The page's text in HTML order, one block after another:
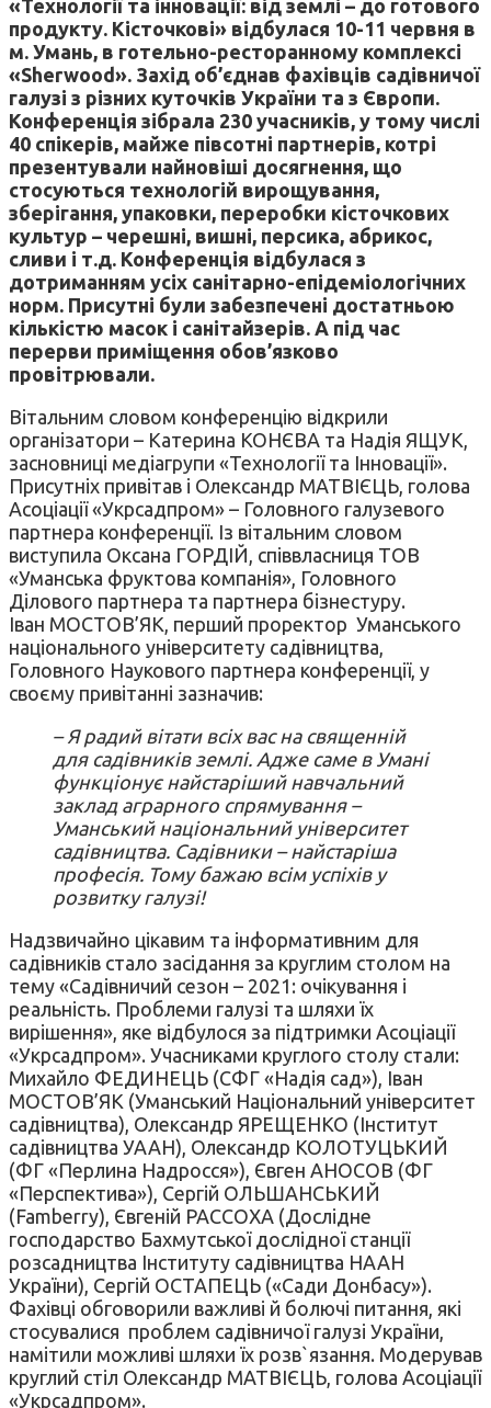
«Технології та інновації: від землі – до готового
продукту. Кісточкові» відбулася 10-11 червня в
м. Умань, в готельно-ресторанному комплексі
«Sherwood». Захід об’єднав фахівців садівничої
галузі з різних куточків України та з Європи.
Конференція зібрала 230 учасників, у тому числі
40 спікерів, майже півсотні партнерів, котрі
презентували найновіші досягнення, що
стосуються технологій вирощування,
зберігання, упаковки, переробки кісточкових
культур – черешні, вишні, персика, абрикос,
сливи і т.д. Конференція відбулася з
дотриманням усіх санітарно-епідеміологічних
норм. Присутні були забезпечені достатньою
кількістю масок і санітайзерів. А під час
перерви приміщення обов’язково
провітрювали.
Вітальним словом конференцію відкрили
організатори – Катерина КОНЄВА та Надія ЯЩУК,
засновниці медіагрупи «Технології та Інновації».
Присутніх привітав і Олександр МАТВІЄЦЬ, голова
Асоціації «Укрсадпром» – Головного галузевого
партнера конференції. Із вітальним словом
виступила Оксана ГОРДІЙ, співвласниця ТОВ
«Уманська фруктова компанія», Головного
Ділового партнера та партнера бізнестуру.
Іван МОСТОВ’ЯК, перший проректор Уманського
національного університету садівництва,
Головного Наукового партнера конференції, у
своєму привітанні зазначив:
– Я радий вітати всіх вас на священній
для садівників землі. Адже саме в Умані
функціонує найстаріший навчальний
заклад аграрного спрямування –
Уманський національний університет
садівництва. Садівники – найстаріша
професія. Тому бажаю всім успіхів у
розвитку галузі!
Надзвичайно цікавим та інформативним для
садівників стало засідання за круглим столом на
тему «Садівничий сезон – 2021: очікування і
реальність. Проблеми галузі та шляхи їх
вирішення», яке відбулося за підтримки Асоціації
«Укрсадпром». Учасниками круглого столу стали:
Михайло ФЕДИНЕЦЬ (СФГ «Надія сад»), Іван
МОСТОВ’ЯК (Уманський Національний університет
садівництва), Олександр ЯРЕЩЕНКО (Інститут
садівництва УААН), Олександр КОЛОТУЦЬКИЙ
(ФГ «Перлина Надросся»), Євген АНОСОВ (ФГ
«Перспектива»), Сергій ОЛЬШАНСЬКИЙ
(Famberry), Євгеній РАССОХА (Дослідне
господарство Бахмутської дослідної станції
розсадництва Інституту садівництва НААН
України), Сергій ОСТАПЕЦЬ («Сади Донбасу»).
Фахівці обговорили важливі й болючі питання, які
стосувалися проблем садівничої галузі України,
намітили можливі шляхи їх розв`язання. Модерував
круглий стіл Олександр МАТВІЄЦЬ, голова Асоціації
«Укрсадпром».